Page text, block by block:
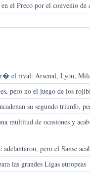
el Preco por el convenio de
el rival: Arsenal, Lyon,
pero no el juego de los
su segundo triunfo,
multitud de ocasiones y
adelantaron, pero el Sanse
las grandes Ligas europeas